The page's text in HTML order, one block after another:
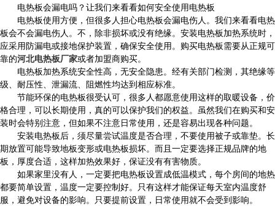
电热板会漏电吗？让我们来看看如何安全使用电热板
电热板使用方便，但很多人担心电热板会漏电伤人。我们来看看电热
板会不会漏电伤人。不，除非损坏或没有绝缘。安装电热板加热系统时，
应采用防漏电或接地保护装置，确保安全使用。购买电热板需要从正规可
靠的河北电热板厂家或者加盟商购买。
电热板加热系统安全性高，无安全隐患。经有关部门检测，其绝缘等
级、耐压性、泄漏流、阻燃性均达到相应标准。
节能环保的电热板很受认可，很多人都愿意使用这样的取暖设备，价
格合理，可以长期使用，真的可以保护我们的权益。虽然我们在购买和安
装时会特别注意，但如果不注意日常使用，还是容易出现各种问题。
安装电热板后，须尽量尝试温度是否合理，不要使用被子或靠垫。长
期放置可能导致地板变形或电热板损坏。而且一定要选择正规品牌的地
板，厚度合适，这样加热效果好，保证没有有害物质。
如果家里没有人，一定要把电热板设置成低温模式，每个房间的地热
都要简单设置，温度一定要控制好。只有这样才能保证每天室内温度舒
服，避免对设备的影响。只要提前设置，日常使用就不会受到影响。